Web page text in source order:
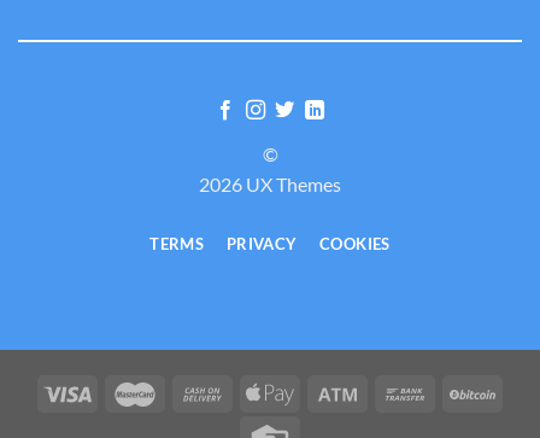
©
2026 UX Themes
TERMS PRIVACY COOKIES